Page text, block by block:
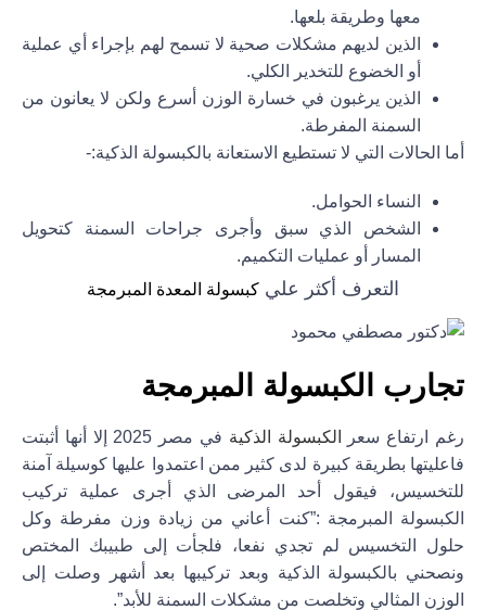
معها وطريقة بلعها.
الذين لديهم مشكلات صحية لا تسمح لهم بإجراء أي عملية
أو الخضوع للتخدير الكلي.
الذين يرغبون في خسارة الوزن أسرع ولكن لا يعانون من
السمنة المفرطة.
أما الحالات التي لا تستطيع الاستعانة بالكبسولة الذكية:-
النساء الحوامل.
الشخص الذي سبق وأجرى جراحات السمنة كتحويل
المسار أو عمليات التكميم.
التعرف أكثر علي كبسولة المعدة المبرمجة
تجارب الكبسولة المبرمجة
رغم ارتفاع سعر الكبسولة الذكية
في مصر 2025 إلا أنها أثبتت
فاعليتها بطريقة كبيرة لدى كثير ممن اعتمدوا عليها كوسيلة آمنة
للتخسيس، فيقول أحد المرضى الذي أجرى عملية تركيب
الكبسولة المبرمجة :”كنت أعاني من زيادة وزن مفرطة وكل
حلول التخسيس لم تجدي نفعا، فلجأت إلى طبيبك المختص
ونصحني بالكبسولة الذكية وبعد تركيبها بعد أشهر وصلت إلى
الوزن المثالي وتخلصت من مشكلات السمنة للأبد”.